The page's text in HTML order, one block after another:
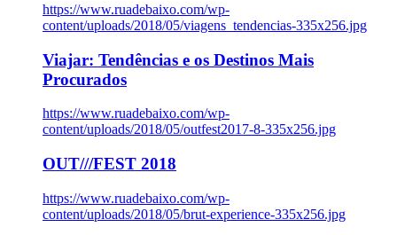
https://www.ruadebaixo.com/wp-
content/uploads/2018/05/viagens_tendencias-335x256.jpg
Viajar: Tendências e os Destinos Mais
Procurados
https://www.ruadebaixo.com/wp-
content/uploads/2018/05/outfest2017-8-335x256.jpg
OUT///FEST 2018
https://www.ruadebaixo.com/wp-
content/uploads/2018/05/brut-experience-335x256.jpg